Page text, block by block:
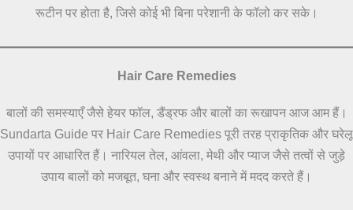
रूटीन पर होता है, जिसे कोई भी बिना परेशानी के फॉलो कर सके।
Hair Care Remedies
बालों की समस्याएँ जैसे हेयर फॉल, डैंड्रफ और बालों का रूखापन आज आम हैं।
Sundarta Guide पर Hair Care Remedies पूरी तरह प्राकृतिक और घरेलू
उपायों पर आधारित हैं। नारियल तेल, आंवला, मेथी और प्याज जैसे तत्वों से जुड़े
उपाय बालों को मजबूत, घना और स्वस्थ बनाने में मदद करते हैं।